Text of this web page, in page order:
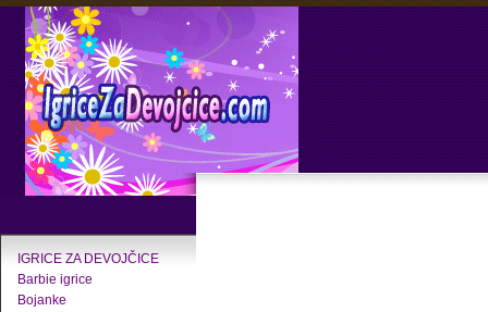
IGRICE ZA DEVOJČICE
Barbie igrice
Bojanke